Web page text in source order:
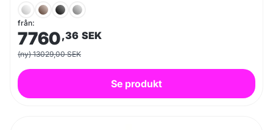
från:
7760,36 SEK
(ny) 13029,00 SEK
Se produkt